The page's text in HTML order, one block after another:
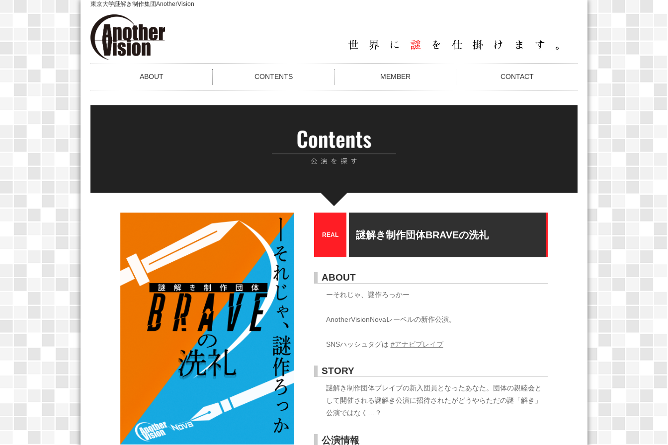
東京大学謎解き制作集団AnotherVision
ABOUT CONTENTS MEMBER CONTACT
REAL 謎解き制作団体BRAVEの洗礼
ABOUT
ーそれじゃ、謎作ろっかー
AnotherVisionNovaレーベルの新作公演。
SNSハッシュタグは #アナビブレイブ
STORY
謎解き制作団体ブレイブの新入団員となったあなた。団体の親睦会と
して開催される謎解き公演に招待されたがどうやらただの謎「解き」
公演ではなく…？
公演情報